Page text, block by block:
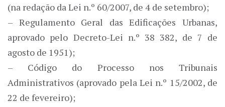
(na redação da Lei n.º 60/2007, de 4 de setembro);
– Regulamento Geral das Edificações Urbanas,
aprovado pelo Decreto-Lei n.º 38 382, de 7 de
agosto de 1951);
– Código do Processo nos Tribunais
Administrativos (aprovado pela Lei n.º 15/2002, de
22 de fevereiro);